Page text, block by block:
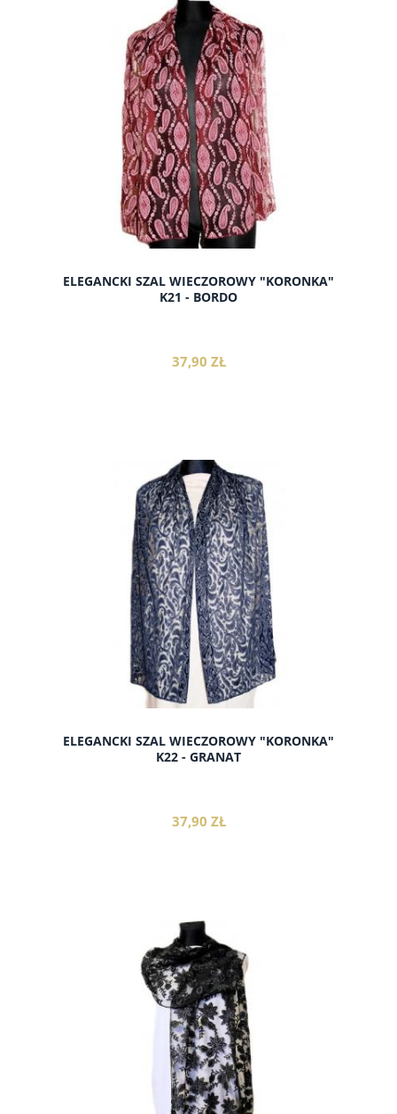
do koszyka
ELEGANCKI SZAL WIECZOROWY "KORONKA"
K21 - BORDO
37,90 ZŁ
do koszyka
ELEGANCKI SZAL WIECZOROWY "KORONKA"
K22 - GRANAT
37,90 ZŁ
do koszyka